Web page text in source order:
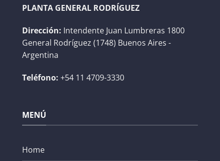
PLANTA GENERAL RODRÍGUEZ
Dirección: Intendente Juan Lumbreras 1800
General Rodríguez (1748) Buenos Aires -
Argentina
Teléfono: +54 11 4709-3330
MENÚ
Home